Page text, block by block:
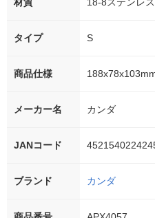
材質 18-8ステンレ
タイプ S
商品仕様
メーカー名 カンダ
JANコード
ブランド カンダ